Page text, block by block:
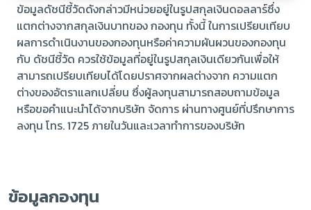
ข้อมูลดัชนีชี้วัดดังกล่าวมีหน่วยอยู่ในรูปสกุลเงินดอลลาร์ซึ่ง
แตกต่างจากสกุลเงินบาทของ กองทุน ทั้งนี้ ในการเปรียบเทียบ
ผลการดำเนินงานของกองทุนหรือค่าความผันผวนของกองทุน
กับ ดัชนีชี้วัด ควรใช้ข้อมูลที่อยู่ในรูปสกุลเงินเดียวกันเพื่อให้
สามารถเปรียบเทียบได้โดยปราศจากผลต่างจาก ความแตก
ต่างของอัตราแลกเปลี่ยน ซึ่งผู้ลงทุนสามารถสอบถามข้อมูล
หรือขอคำแนะนำได้จากบริษัท จัดการ ผ่านทางศูนย์ที่ปรึกษาการ
ลงทุน โทร. 1725 ภายในวันและเวลาทำการของบริษัท
ข้อมูลกองทุน